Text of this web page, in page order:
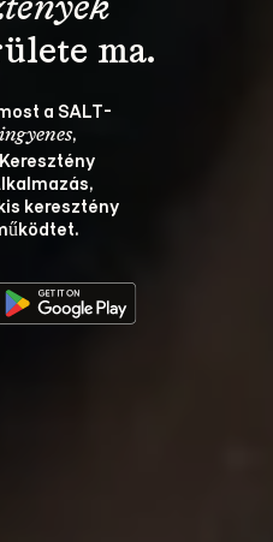
a SALT-
ingyenes,
keresztény